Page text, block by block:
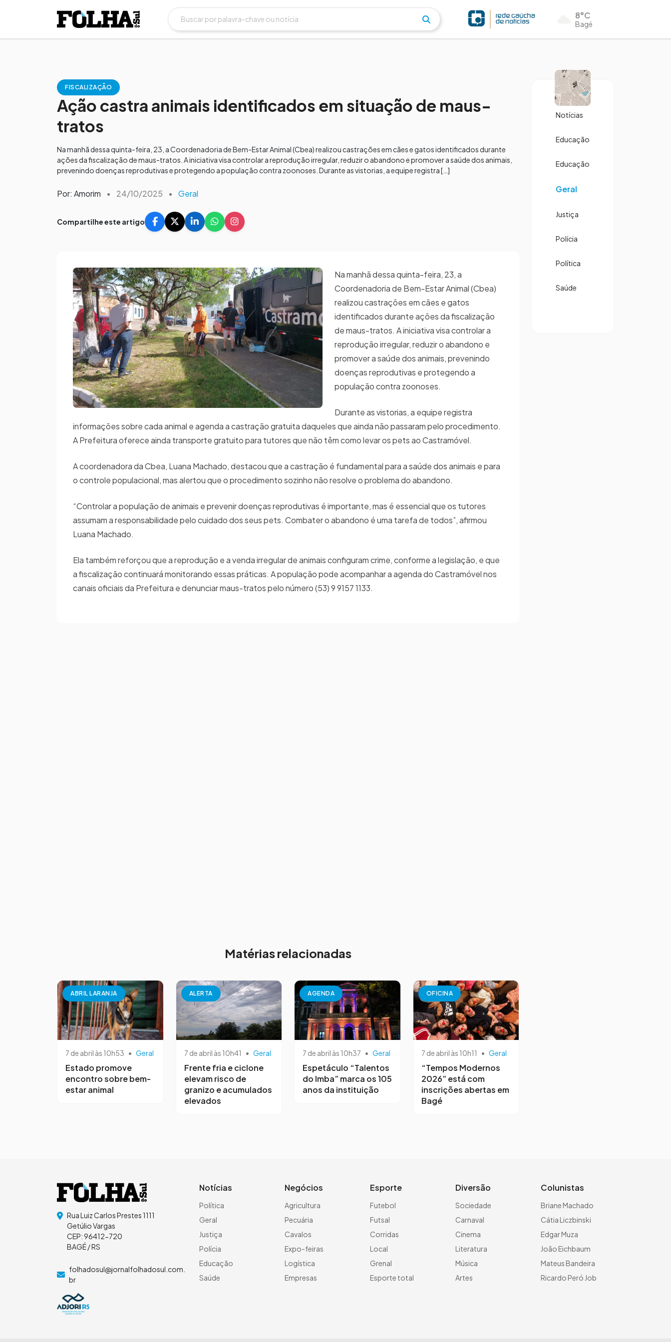
8°C
Bagé
FISCALIZAÇÃO
Ação castra animais identificados em situação de maus-
tratos
Na manhã dessa quinta-feira, 23, a Coordenadoria de Bem-Estar Animal (Cbea) realizou castrações em cães e gatos identificados durante
ações da fiscalização de maus-tratos. A iniciativa visa controlar a reprodução irregular, reduzir o abandono e promover a saúde dos animais,
prevenindo doenças reprodutivas e protegendo a população contra zoonoses. Durante as vistorias, a equipe registra […]
Por: Amorim • 24/10/2025 • Geral
Compartilhe este artigo
Na manhã dessa quinta-feira, 23, a
Coordenadoria de Bem-Estar Animal (Cbea)
realizou castrações em cães e gatos
identificados durante ações da fiscalização
de maus-tratos. A iniciativa visa controlar a
reprodução irregular, reduzir o abandono e
promover a saúde dos animais, prevenindo
doenças reprodutivas e protegendo a
população contra zoonoses.
Durante as vistorias, a equipe registra
informações sobre cada animal e agenda a castração gratuita daqueles que ainda não passaram pelo procedimento.
A Prefeitura oferece ainda transporte gratuito para tutores que não têm como levar os pets ao Castramóvel.
A coordenadora da Cbea, Luana Machado, destacou que a castração é fundamental para a saúde dos animais e para
o controle populacional, mas alertou que o procedimento sozinho não resolve o problema do abandono.
“Controlar a população de animais e prevenir doenças reprodutivas é importante, mas é essencial que os tutores
assumam a responsabilidade pelo cuidado dos seus pets. Combater o abandono é uma tarefa de todos”, afirmou
Luana Machado.
Ela também reforçou que a reprodução e a venda irregular de animais configuram crime, conforme a legislação, e que
a fiscalização continuará monitorando essas práticas. A população pode acompanhar a agenda do Castramóvel nos
canais oficiais da Prefeitura e denunciar maus-tratos pelo número (53) 9 9157 1133.
Matérias relacionadas
ABRIL LARANJA
7 de abril às 10h53 • Geral
Estado promove
encontro sobre bem-
estar animal
ALERTA
7 de abril às 10h41 • Geral
Frente fria e ciclone
elevam risco de
granizo e acumulados
elevados
AGENDA
7 de abril às 10h37 • Geral
Espetáculo “Talentos
do Imba” marca os 105
anos da instituição
OFICINA
7 de abril às 10h11 • Geral
“Tempos Modernos
2026” está com
inscrições abertas em
Bagé
Notícias
Educação
Educação
Geral
Justiça
Polícia
Política
Saúde
Rua Luiz Carlos Prestes 1111
Getúlio Vargas
CEP: 96412-720
BAGÉ / RS
folhadosul@jornalfolhadosul.com.
br
Notícias
Política
Geral
Justiça
Polícia
Educação
Saúde
Negócios
Agricultura
Pecuária
Cavalos
Expo-feiras
Logística
Empresas
Esporte
Futebol
Futsal
Corridas
Local
Grenal
Esporte total
Diversão
Sociedade
Carnaval
Cinema
Literatura
Música
Artes
Colunistas
Briane Machado
Cátia Liczbinski
Edgar Muza
João Eichbaum
Mateus Bandeira
Ricardo Peró Job